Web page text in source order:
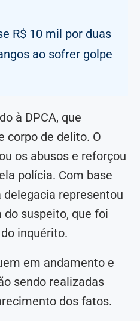
R$ 10 mil por duas
ao sofrer golpe
à DPCA, que
corpo de delito. O
os abusos e reforçou
polícia. Com base
delegacia representou
suspeito, que foi
inquérito.
em andamento e
sendo realizadas
dos fatos.